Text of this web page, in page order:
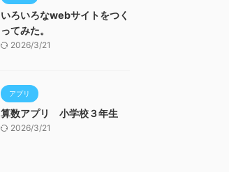
いろいろなwebサイトをつく
ってみた。
2026/3/21
アプリ
算数アプリ 小学校３年生
2026/3/21